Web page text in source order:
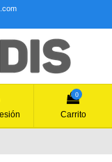
0
Carrito